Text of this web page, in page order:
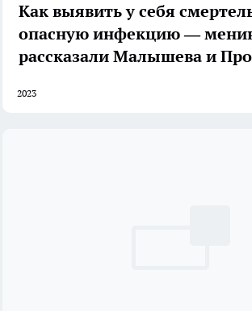
Как выявить у себя
опасную инфекцию —
рассказали Малышева и
2023